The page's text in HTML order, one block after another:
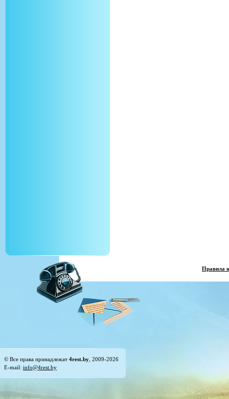
Правила
© Все права принадлежат 4rest.by , 2009-2026
E-mail: info@4rest.by